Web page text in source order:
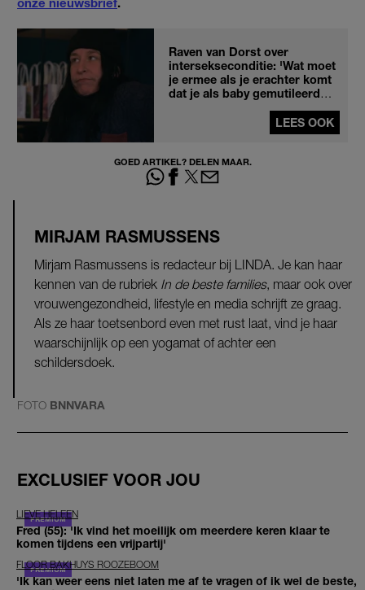
Raven van Dorst over
intersekseconditie: 'Wat moet
je ermee als je erachter komt
dat je als baby gemutileerd
LEES OOK
GOED ARTIKEL? DELEN MAAR.
MIRJAM RASMUSSENS
Mirjam Rasmussens is redacteur bij LINDA. Je kan haar
kennen van de rubriek In de beste families, maar ook over
vrouwengezondheid, lifestyle en media schrijft ze graag.
Als ze haar toetsenbord even met rust laat, vind je haar
waarschijnlijk op een yogamat of achter een
schildersdoek.
FOTO BNNVARA
EXCLUSIEF VOOR JOU
LIEVE HELEEN
Fred (55): 'Ik vind het moeilijk om meerdere keren klaar te
komen tijdens een vrijpartij'
FLOOR BAKHUYS ROOZEBOOM
'Ik kan weer eens niet laten me af te vragen of ik wel de beste,